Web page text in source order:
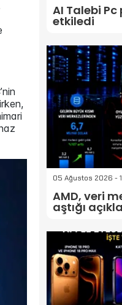
AI Talebi Pc
etkiledi
05 Ağustos 2026 -
AMD, veri
aştığı